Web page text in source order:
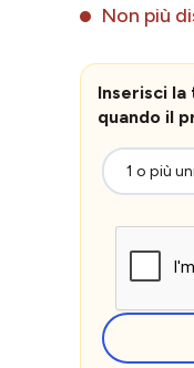
Non più
Inserisci
quando il